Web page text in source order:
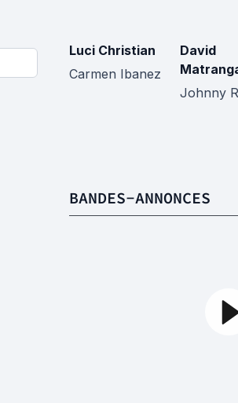
Luci Christian
Carmen Ibanez
David
Johnny
BANDES-ANNONCES